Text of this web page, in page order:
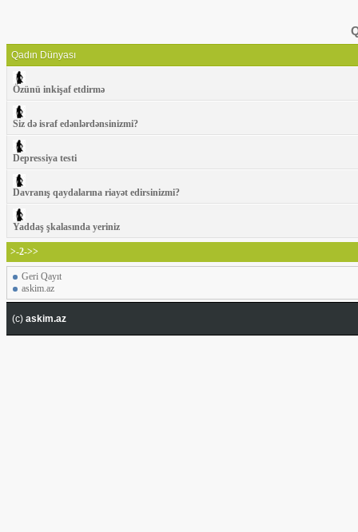
Qadın Dünyası
Özünü inkişaf etdirmə
Siz də israf edənlərdənsinizmi?
Depressiya testi
Davranış qaydalarına riayət edirsinizmi?
Yaddaş şkalasında yeriniz
>-2->>
Geri Qayıt
askim.az
(c) askim.az